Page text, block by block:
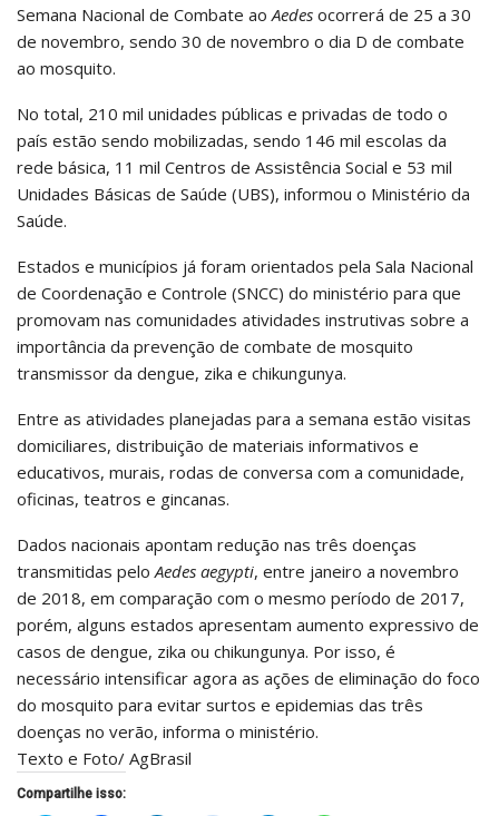
Semana Nacional de Combate ao Aedes ocorrerá de 25 a 30
de novembro, sendo 30 de novembro o dia D de combate
ao mosquito.
No total, 210 mil unidades públicas e privadas de todo o
país estão sendo mobilizadas, sendo 146 mil escolas da
rede básica, 11 mil Centros de Assistência Social e 53 mil
Unidades Básicas de Saúde (UBS), informou o Ministério da
Saúde.
Estados e municípios já foram orientados pela Sala Nacional
de Coordenação e Controle (SNCC) do ministério para que
promovam nas comunidades atividades instrutivas sobre a
importância da prevenção de combate de mosquito
transmissor da dengue, zika e chikungunya.
Entre as atividades planejadas para a semana estão visitas
domiciliares, distribuição de materiais informativos e
educativos, murais, rodas de conversa com a comunidade,
oficinas, teatros e gincanas.
Dados nacionais apontam redução nas três doenças
transmitidas pelo Aedes aegypti, entre janeiro a novembro
de 2018, em comparação com o mesmo período de 2017,
porém, alguns estados apresentam aumento expressivo de
casos de dengue, zika ou chikungunya. Por isso, é
necessário intensificar agora as ações de eliminação do foco
do mosquito para evitar surtos e epidemias das três
doenças no verão, informa o ministério.
Texto e Foto/ AgBrasil
Compartilhe isso: